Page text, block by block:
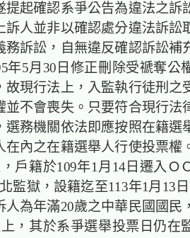
提起確認系爭公告為違法之訴
訴人並非以確認處分違法訴訟
務訴訟，自無違反確認訴訟補
年5月30日修正刪除受禠奪公
故現行法上，入監執行徒刑之
並不會喪失。只要符合現行法
選務機關依法即應按照在籍選
在內之在籍選舉人行使投票權
戶籍於109年1月14日遷入Ｏ
監獄，設籍迄至113年1月13
人為年滿20歲之中華民國國民
，其於系爭選舉投票日仍在